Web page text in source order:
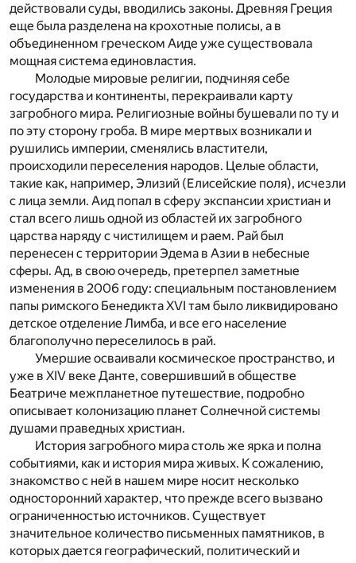
действовали суды, вводились законы. Древняя Греция
еще была разделена на крохотные полисы, а в
объединенном греческом Аиде уже существовала
мощная система единовластия.
Молодые мировые религии, подчиняя себе
государства и континенты, перекраивали карту
загробного мира. Религиозные войны бушевали по ту и
по эту сторону гроба. В мире мертвых возникали и
рушились империи, сменялись властители,
происходили переселения народов. Целые области,
такие как, например, Элизий (Елисейские поля), исчезли
с лица земли. Аид попал в сферу экспансии христиан и
стал всего лишь одной из областей их загробного
царства наряду с чистилищем и раем. Рай был
перенесен с территории Эдема в Азии в небесные
сферы. Ад, в свою очередь, претерпел заметные
изменения в 2006 году: специальным постановлением
папы римского Бенедикта XVI там было ликвидировано
детское отделение Лимба, и все его население
благополучно переселилось в рай.
Умершие осваивали космическое пространство, и
уже в XIV веке Данте, совершивший в обществе
Беатриче межпланетное путешествие, подробно
описывает колонизацию планет Солнечной системы
душами праведных христиан.
История загробного мира столь же ярка и полна
событиями, как и история мира живых. К сожалению,
знакомство с ней в нашем мире носит несколько
односторонний характер, что прежде всего вызвано
ограниченностью источников. Существует
значительное количество письменных памятников, в
которых дается географический, политический и